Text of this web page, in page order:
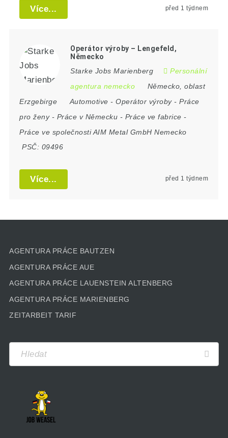
Více... před 1 týdnem
Operátor výroby – Lengefeld,
Německo
Starke Jobs Marienberg
Personální
agentura nemecko
Německo,oblast
Erzgebirge
Automotive -Operátor výroby-Práce
pro ženy- Práce v Německu - Práce ve fabrice -
Práce ve společnosti AIM Metal GmbH Nemecko
PSČ: 09496
Více... před 1 týdnem
AGENTURA PRÁCE BAUTZEN
AGENTURA PRÁCE AUE
AGENTURA PRÁCE LAUENSTEIN ALTENBERG
AGENTURA PRÁCE MARIENBERG
ZEITARBEIT TARIF